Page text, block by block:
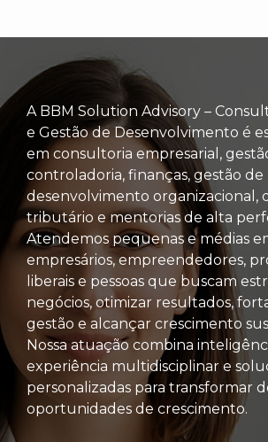
A BBM Solution Advisory –
e Gestão de Desenvolvimento é
em consultoria empresarial,
controladoria, finanças, gestão de
desenvolvimento organizacional,
tributário e mentorias de alta
Atendemos pequenas e médias
empresários, empreendedores,
liberais e pessoas que buscam
negócios, otimizar resultados,
gestão e alcançar crescimento
Nossa atuação combina
experiência multidisciplinar e
personalizadas para transformar
oportunidades de crescimento.